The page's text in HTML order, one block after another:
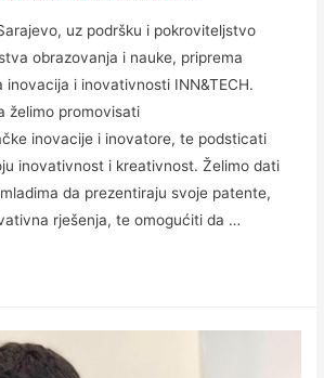
uz podršku i pokroviteljstvo
obrazovanja i nauke, priprema
inovacija i inovativnosti INN&TECH.
želimo promovisati
inovacije i inovatore, te podsticati
inovativnost i kreativnost. Želimo dati
da prezentiraju svoje patente,
rješenja, te omogućiti da …